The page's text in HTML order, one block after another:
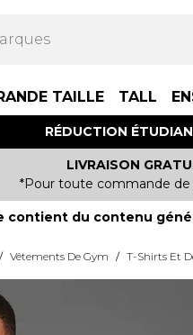
TAILLE TALL
RÉDUCTION
LIVRAISON
*Pour toute commande de
contient du contenu
/ Vêtements De Gym / T-Shirts Et